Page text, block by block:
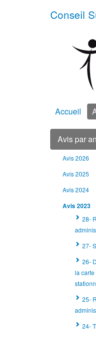
Conseil
Accueil
Avis par
Avis 2026
Avis 2025
Avis 2024
Avis 2023
28-
27-
26-
la
25-
24-